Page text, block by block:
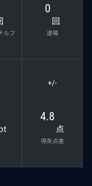
ルフ
0
回
退場
+/-
4.8
点
得失点差